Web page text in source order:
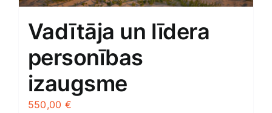
Vadītāja un līdera
personības
izaugsme
550,00 €